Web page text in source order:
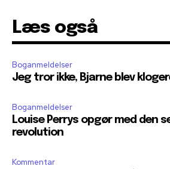
Læs også
Boganmeldelser
Jeg tror ikke, Bjarne blev
Boganmeldelser
Louise Perrys opgør med den
revolution
Kommentar